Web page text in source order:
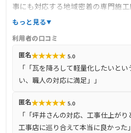
事にも対応する地域密着の専門施
り中間マージンを省き、迅速かつ適
の結果、最小限の施工から全面メン
応。さらに後の安心を支える10年
ログにはドローン撮影による施工
品質の可視化に努めています。
られ、茨城県全域、特に五霞町周
店です。 |
もっと見る
利用者の口コミ
匿名★★★★★ 5.0
「「瓦を降ろして軽量化したいと
い、職人の対応に満足」」
匿名★★★★★ 5.0
「「坪井さんの対応、工事仕上が
工事店に巡り合えて本当に良かった